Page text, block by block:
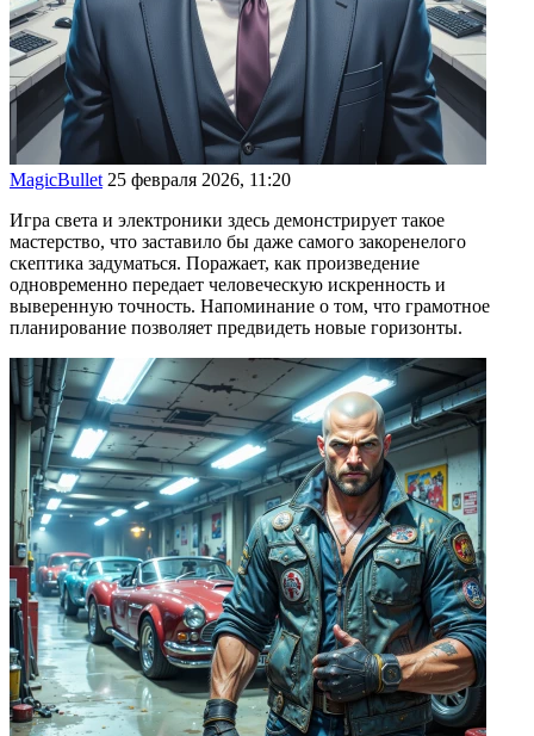
MagicBullet 25 февраля 2026, 11:20
Игра света и электроники здесь демонстрирует такое
мастерство, что заставило бы даже самого закоренелого
скептика задуматься. Поражает, как произведение
одновременно передает человеческую искренность и
выверенную точность. Напоминание о том, что грамотное
планирование позволяет предвидеть новые горизонты.